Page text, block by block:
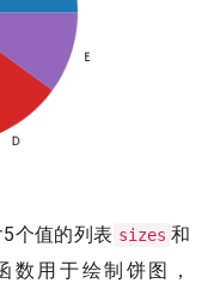
个值的列表 sizes 和
数用于绘制饼图，